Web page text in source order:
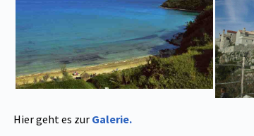
Hier geht es zur Galerie.